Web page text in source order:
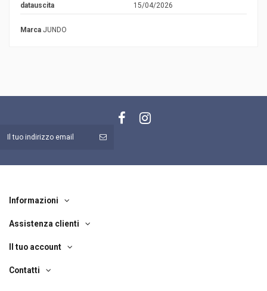
datauscita 15/04/2026
Marca JUNDO
Informazioni
Assistenza clienti
Il tuo account
Contatti